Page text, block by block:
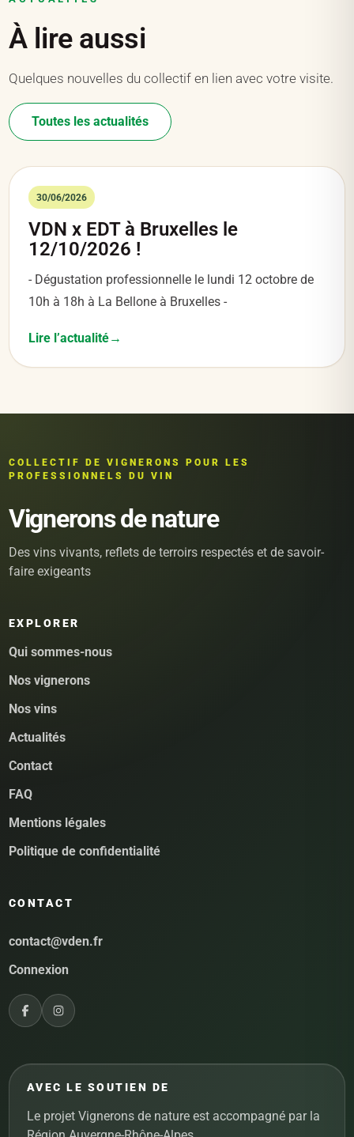
À lire aussi
Quelques nouvelles du collectif en lien avec votre visite.
Toutes les actualités
30/06/2026
VDN x EDT à Bruxelles le
12/10/2026 !
- Dégustation professionnelle le lundi 12 octobre de
10h à 18h à La Bellone à Bruxelles -
Lire l’actualité
COLLECTIF DE VIGNERONS POUR LES
PROFESSIONNELS DU VIN
Vignerons de nature
Des vins vivants, reflets de terroirs respectés et de savoir-
faire exigeants
EXPLORER
Qui sommes-nous
Nos vignerons
Nos vins
Actualités
Contact
FAQ
Mentions légales
Politique de confidentialité
CONTACT
contact@vden.fr
Connexion
AVEC LE SOUTIEN DE
Le projet Vignerons de nature est accompagné par la